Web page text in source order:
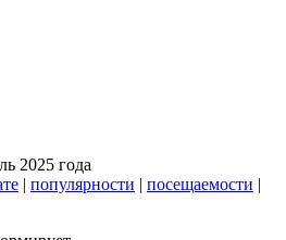
2025 года
| популярности | посещаемости |